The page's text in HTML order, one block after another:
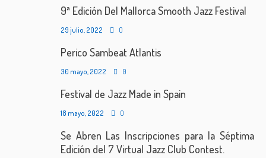
9ª Edición Del Mallorca Smooth Jazz Festival
29 julio, 2022 0
Perico Sambeat Atlantis
30 mayo, 2022 0
Festival de Jazz Made in Spain
18 mayo, 2022 0
Se Abren Las Inscripciones para la Séptima
Edición del 7 Virtual Jazz Club Contest.